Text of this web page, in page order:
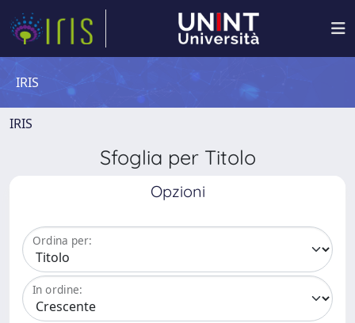
IRIS
IRIS
Sfoglia per Titolo
Opzioni
Ordina per:
In ordine: